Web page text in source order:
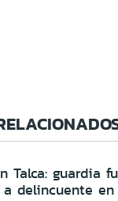
Talca: guardia
delincuente en